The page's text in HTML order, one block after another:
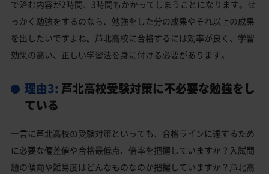
で済む内容が2時間、3時間もかかってしまうことになります。せ
っかく勉強をするのなら、勉強をした分の成果やそれ以上の成果
を出したいですよね。芦北高校に合格するには効率が良く、学習
効果の高い、正しい学習法を身に付ける必要があります。
理由3: 芦北高校受験対策に不必要な勉強をし
ている
一言に芦北高校の受験対策といっても、合格ラインに達するため
に必要な偏差値や合格最低点、倍率を把握していますか？入試問
題の傾向や難易度はどんなものなのか把握していますか？芦北高